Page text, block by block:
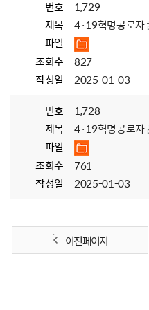
번호
1,729
제목
4·19혁명공로자
파일
조회수
827
작성일
2025-01-03
번호
1,728
제목
4·19혁명공로자
파일
조회수
761
작성일
2025-01-03
이전 페이지